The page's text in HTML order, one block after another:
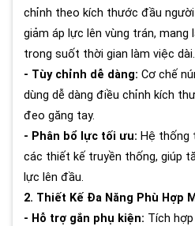
chỉnh theo kích thước đầu
giảm áp lực lên vùng trán, mang
trong suốt thời gian làm việc dài.
- Tùy chỉnh dễ dàng: Cơ chế
dùng dễ dàng điều chỉnh kích
đeo găng tay.
- Phân bổ lực tối ưu: Hệ thống
các thiết kế truyền thống, giúp
lực lên đầu.
2. Thiết Kế Đa Năng Phù Hợp
- Hỗ trợ gắn phụ kiện: Tích